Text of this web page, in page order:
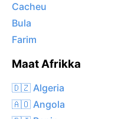
Cacheu
Bula
Farim
Maat Afrikka
🇩🇿 Algeria
🇦🇴 Angola